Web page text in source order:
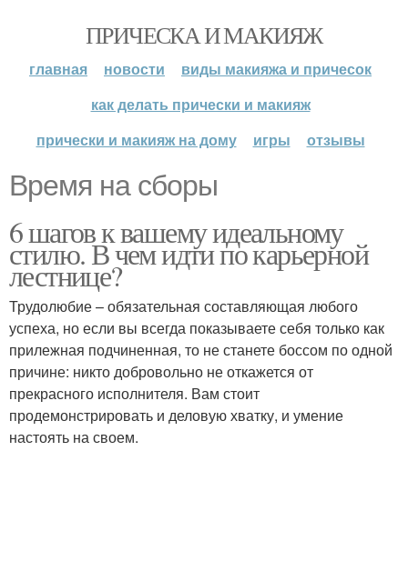
ПРИЧЕСКА И МАКИЯЖ
главная новости
виды макияжа и причесок
как делать прически и макияж
прически и макияж на дому
игры отзывы
Время на сборы
6 шагов к вашему идеальному
стилю. В чем идти по карьерной
лестнице?
Трудолюбие – обязательная составляющая любого
успеха, но если вы всегда показываете себя только как
прилежная подчиненная, то не станете боссом по одной
причине: никто добровольно не откажется от
прекрасного исполнителя. Вам стоит
продемонстрировать и деловую хватку, и умение
настоять на своем.